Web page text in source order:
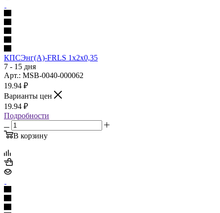
КПСЭнг(А)-FRLS 1х2х0,35
7 - 15 дня
Арт.: MSB-0040-000062
19.94 ₽
Варианты цен
19.94 ₽
Подробности
В корзину